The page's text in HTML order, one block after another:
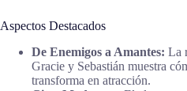
Aspectos Destacados
De Enemigos a Amantes: La
Gracie y Sebastián muestra
transforma en atracción.